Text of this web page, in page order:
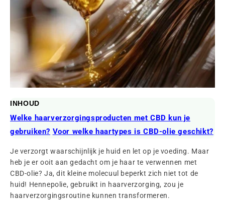
INHOUD
Welke haarverzorgingsproducten met CBD kun je
gebruiken? Voor welke haartypes is CBD-olie geschikt?
Je verzorgt waarschijnlijk je huid en let op je voeding. Maar
heb je er ooit aan gedacht om je haar te verwennen met
CBD-olie? Ja, dit kleine molecuul beperkt zich niet tot de
huid! Hennepolie, gebruikt in haarverzorging, zou je
haarverzorgingsroutine kunnen transformeren.